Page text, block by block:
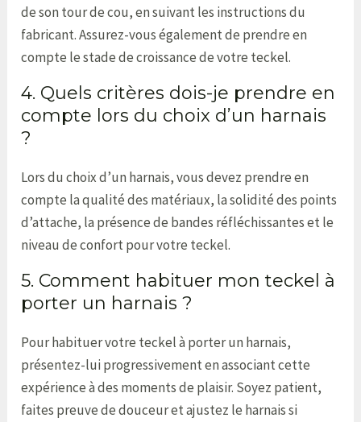
de son tour de cou, en suivant les instructions du
fabricant. Assurez-vous également de prendre en
compte le stade de croissance de votre teckel.
4. Quels critères dois-je prendre en
compte lors du choix d’un harnais
?
Lors du choix d’un harnais, vous devez prendre en
compte la qualité des matériaux, la solidité des points
d’attache, la présence de bandes réfléchissantes et le
niveau de confort pour votre teckel.
5. Comment habituer mon teckel à
porter un harnais ?
Pour habituer votre teckel à porter un harnais,
présentez-lui progressivement en associant cette
expérience à des moments de plaisir. Soyez patient,
faites preuve de douceur et ajustez le harnais si